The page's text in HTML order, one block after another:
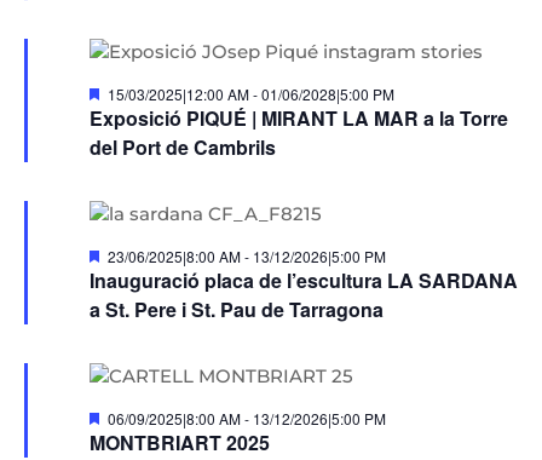
Exposició PIQUÉ | MIRANT LA MAR a la Torre
del Port de Cambrils
Destacats
15/03/2025|12:00 AM-01/06/2028|5:00 PM
Inauguració placa de l’escultura LA SARDANA
a St. Pere i St. Pau de Tarragona
Destacats
23/06/2025|8:00 AM- 13/12/2026|5:00 PM
MONTBRIART 2025
Destacats
06/09/2025|8:00 AM- 13/12/2026|5:00 PM